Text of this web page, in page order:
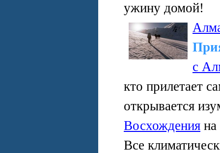
ужину домой!
с
кто прилетает
открывается
Восхождения
Все